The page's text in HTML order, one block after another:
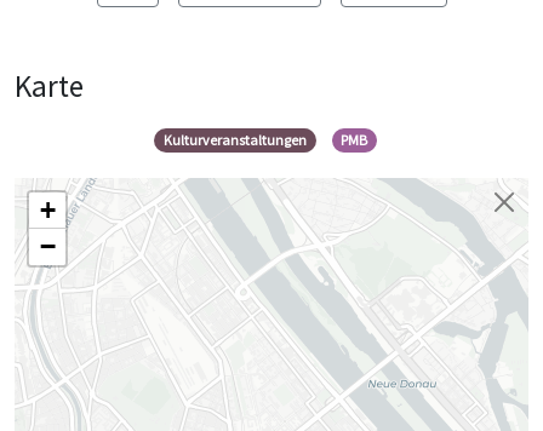
Karte
Kulturveranstaltungen PMB
+
−